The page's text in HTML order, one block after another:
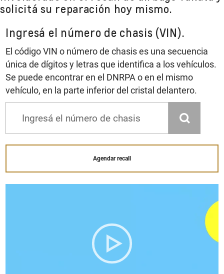
solicitá su reparación hoy mismo.
Ingresá el número de chasis (VIN).
El código VIN o número de chasis es una secuencia
única de dígitos y letras que identifica a los vehículos.
Se puede encontrar en el DNRPA o en el mismo
vehículo, en la parte inferior del cristal delantero.
Agendar recall